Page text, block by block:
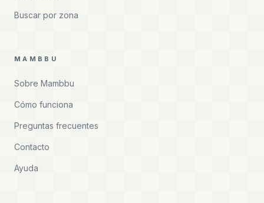
Buscar por zona
MAMBBU
Sobre Mambbu
Cómo funciona
Preguntas frecuentes
Contacto
Ayuda